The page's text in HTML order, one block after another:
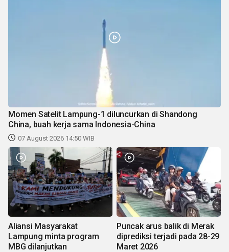
Momen Satelit Lampung-1 diluncurkan di Shandong
China, buah kerja sama Indonesia-China
07 August 2026 14:50 WIB
Aliansi Masyarakat
Lampung minta program
MBG dilanjutkan
Puncak arus balik di Merak
diprediksi terjadi pada 28-29
Maret 2026